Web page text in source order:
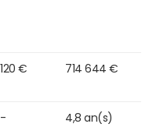
120 € 714 644 €
- 4,8 an(s)